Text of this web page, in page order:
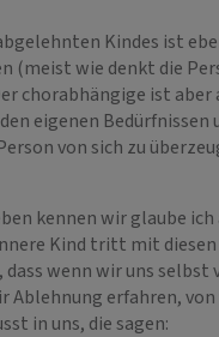
Kindes ist
(meist wie denkt die
chorabhängige ist
eigenen Bedürfnissen
von sich zu
kennen wir glaube
Kind tritt mit
wenn wir uns
Ablehnung erfahren,
in uns, die sagen: